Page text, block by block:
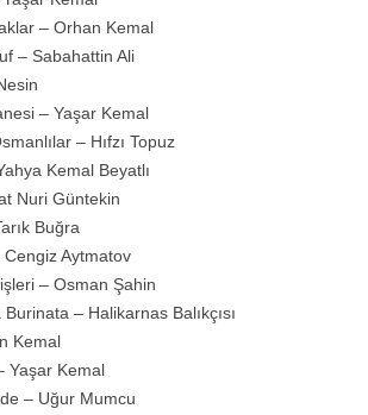
– Orhan Kemal
– Sabahattin Ali
– Yaşar Kemal
– Hıfzı Topuz
Kemal Beyatlı
Nuri Güntekin
Buğra
Aytmatov
– Osman Şahin
– Halikarnas Balıkçısı
Kemal
Yaşar Kemal
– Uğur Mumcu